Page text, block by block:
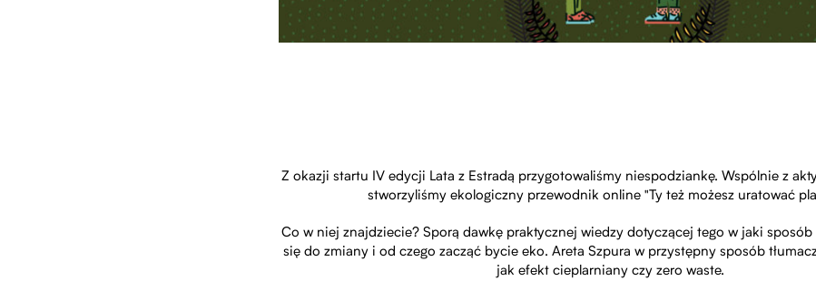
Z okazji startu IV edycji Lata z Estradą przygotowaliśmy niespodziankę. Wspólnie z
stworzyliśmy ekologiczny przewodnik online "Ty też możesz uratować
Co w niej znajdziecie? Sporą dawkę praktycznej wiedzy dotyczącej tego w jaki
się do zmiany i od czego zacząć bycie eko. Areta Szpura w przystępny sposób
jak efekt cieplarniany czy zero waste.